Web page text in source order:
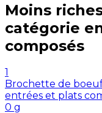
Moins
catégorie
composés
1
Brochette de
entrées et plats
0 g